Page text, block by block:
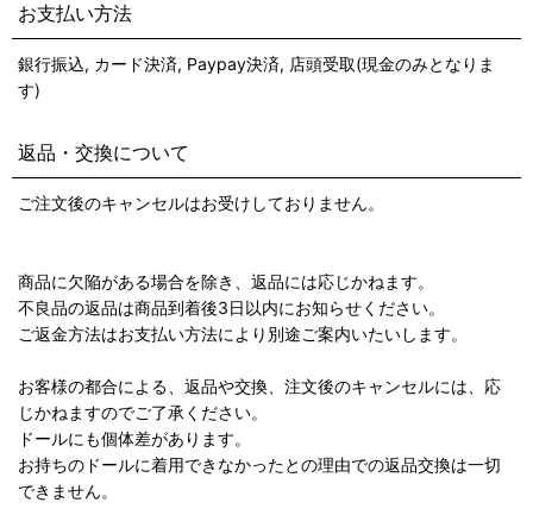
お支払い方法
銀行振込, カード決済, Paypay決済, 店頭受取(現金のみとなりま
す)
返品・交換について
ご注文後のキャンセルはお受けしておりません。
商品に欠陥がある場合を除き、返品には応じかねます。
不良品の返品は商品到着後3日以内にお知らせください。
ご返金方法はお支払い方法により別途ご案内いたいします。
お客様の都合による、返品や交換、注文後のキャンセルには、応
じかねますのでご了承ください。
ドールにも個体差があります。
お持ちのドールに着用できなかったとの理由での返品交換は一切
できません。